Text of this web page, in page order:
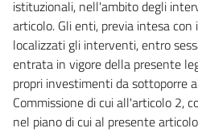
istituzionali, nell'ambito degli
articolo. Gli enti, previa intesa
localizzati gli interventi, entro
entrata in vigore della presente
propri investimenti da sottoporre
Commissione di cui all'articolo 2,
nel piano di cui al presente